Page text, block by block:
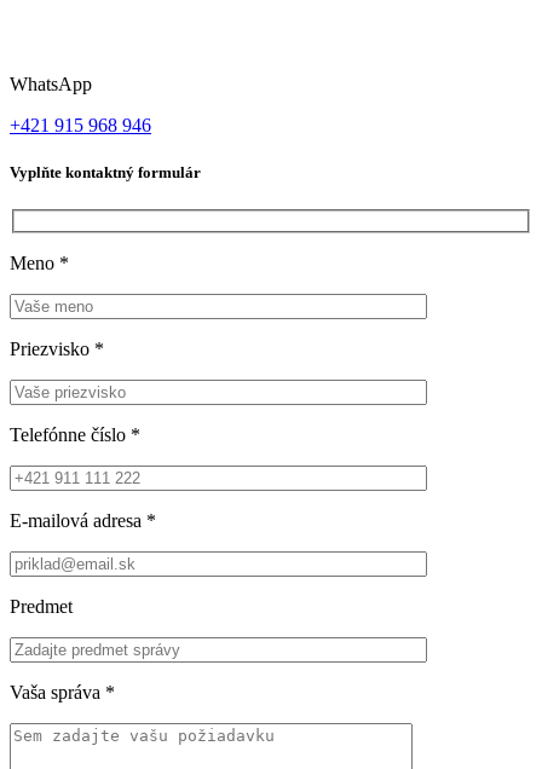
WhatsApp
+421 915 968 946
Vyplňte kontaktný formulár
Meno *
Priezvisko *
Telefónne číslo *
E-mailová adresa *
Predmet
Vaša správa *